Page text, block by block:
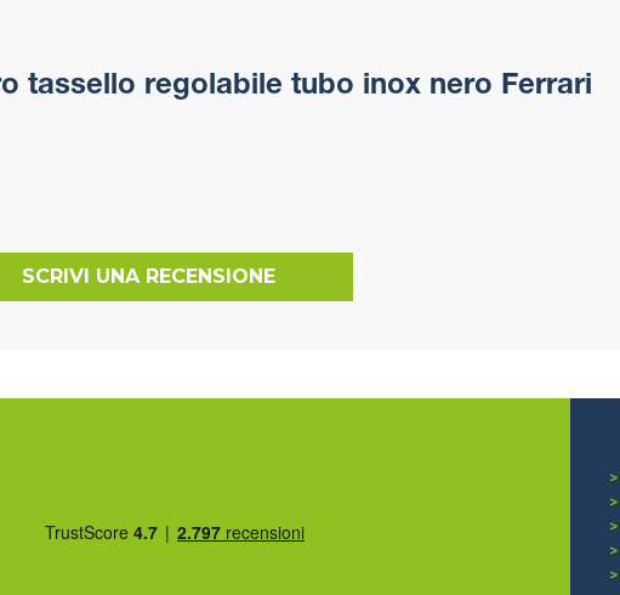
tassello regolabile tubo inox nero Ferrari
SCRIVI UNA RECENSIONE
>
>
>
>
>